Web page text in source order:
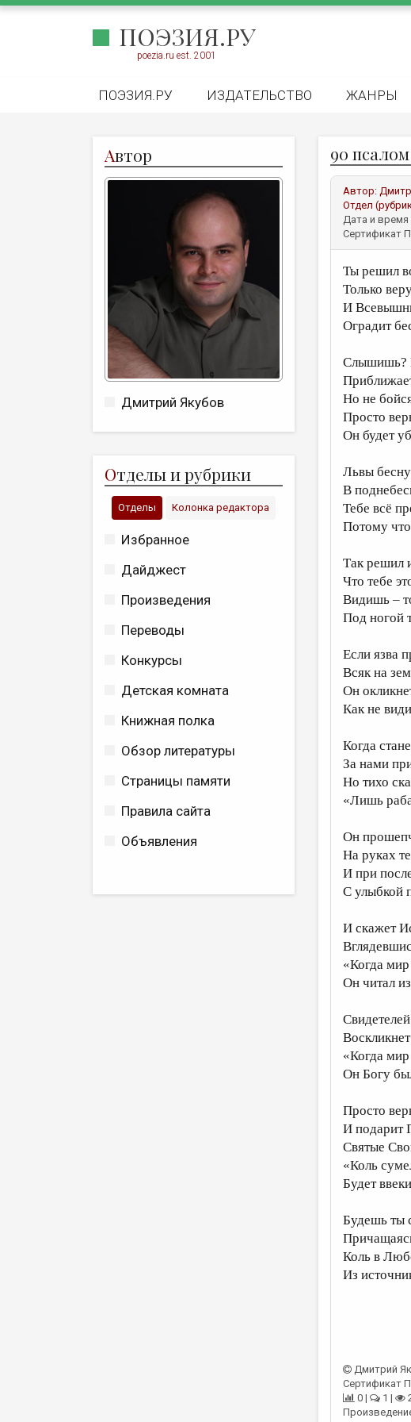
ПОЭЗИЯ.РУ
poezia.ru est. 2001
ПОЭЗИЯ.РУ ИЗДАТЕЛЬСТВО ЖАНРЫ
Автор
Дмитрий Якубов
Отделы и рубрики
Отделы Колонка редактора
Избранное
Дайджест
Произведения
Переводы
Конкурсы
Детская комната
Книжная полка
Обзор литературы
Страницы памяти
Правила сайта
Объявления
90 псалом
Автор:
Отдел
Дата и время
Сертификат
Ты решил
Только
И
Оградит
Слышишь?
Но не
Просто
Он будет
Львы
В
Тебе всё
Потому
Так решил
Что тебе
Видишь –
Под ногой
Если язва
Всяк на
Он
Как не
Когда
За нами
Но тихо
«Лишь
Он
На руках
И при
С улыбкой
И скажет
«Когда мир
Он читал
«Когда мир
Он Богу
Просто
И подарит
Святые
«Коль
Будет
Будешь ты
Коль в
Из
Дмитрий
Сертификат
0 |
1 |